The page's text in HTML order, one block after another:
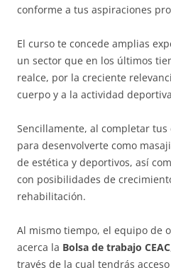
conforme a tus aspiraciones
El curso te concede amplias
un sector que en los últimos
realce, por la creciente
cuerpo y a la actividad
Sencillamente, al completar
para desenvolverte como
de estética y deportivos, así
con posibilidades de
rehabilitación.
Al mismo tiempo, el equipo de
acerca la Bolsa de trabajo CEAC
través de la cual tendrás